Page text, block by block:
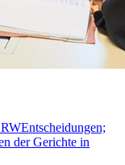
der Gerichte in